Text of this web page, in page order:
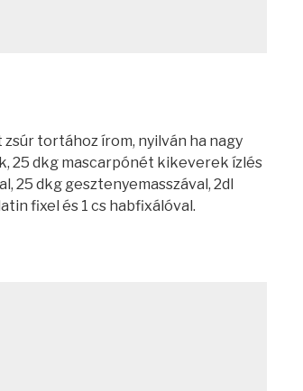
tortához írom, nyilván ha nagy
25 dkg mascarpónét kikeverek ízlés
25 dkg gesztenyemasszával, 2dl
fixel és 1 cs habfixálóval.